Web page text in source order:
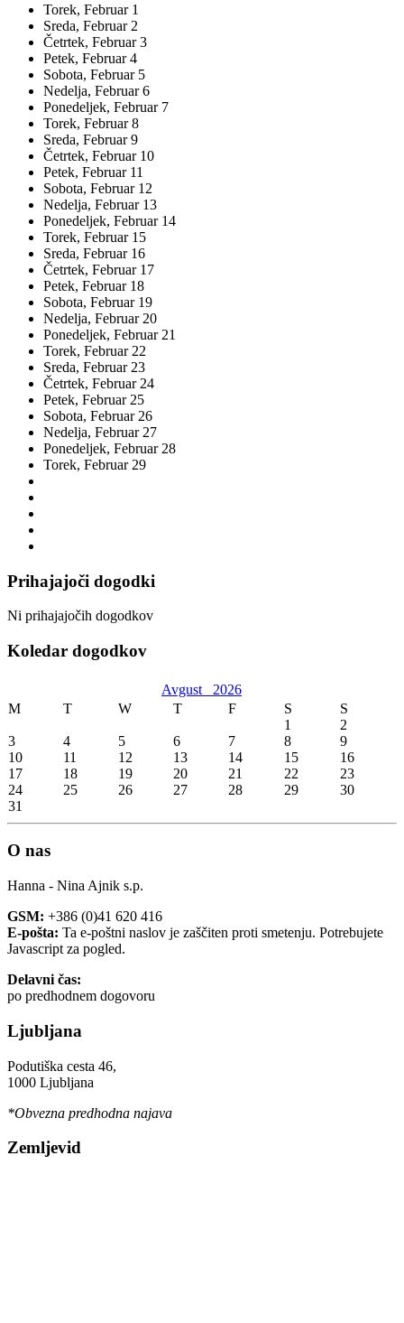
Torek, Februar1
Sreda, Februar2
Četrtek, Februar3
Petek, Februar4
Sobota, Februar5
Nedelja, Februar6
Ponedeljek, Februar7
Torek, Februar8
Sreda, Februar9
Četrtek, Februar10
Petek, Februar11
Sobota, Februar12
Nedelja, Februar13
Ponedeljek, Februar14
Torek, Februar15
Sreda, Februar16
Četrtek, Februar17
Petek, Februar18
Sobota, Februar19
Nedelja, Februar20
Ponedeljek, Februar21
Torek, Februar22
Sreda, Februar23
Četrtek, Februar24
Petek, Februar25
Sobota, Februar26
Nedelja, Februar27
Ponedeljek, Februar28
Torek, Februar29
Prihajajoči dogodki
Ni prihajajočih dogodkov
Koledar dogodkov
Avgust 2026
M
T W T F S
S
1
2
3
4 5 6 7 8
9
10
11 12 13 14 15
16
17
18 19 20 21 22
23
24
25 26 27 28 29
30
31
O nas
Hanna - Nina Ajnik s.p.
GSM: +386 (0)41 620 416
E-pošta: Ta e-poštni naslov je zaščiten proti smetenju. Potrebujete
Javascript za pogled.
Delavni čas:
po predhodnem dogovoru
Ljubljana
Podutiška cesta 46,
1000 Ljubljana
*Obvezna predhodna najava
Zemljevid